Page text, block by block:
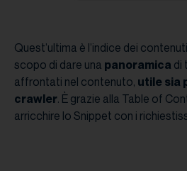
Quest’ultima è l’indice dei
scopo di dare una panoramica di
affrontati nel contenuto, utile sia
crawler. È grazie alla Table of
arricchire lo Snippet con i